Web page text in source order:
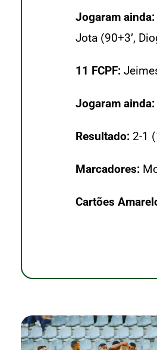
Jogaram ainda:
Jota (90+3’,
11 FCPF:
Jogaram ainda:
Resultado: 2-1
Marcadores:
Cartões